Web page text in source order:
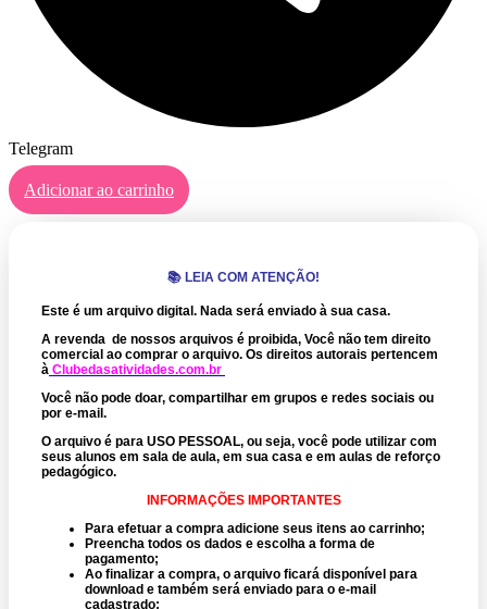
Telegram
Adicionar ao carrinho
📚 LEIA COM ATENÇÃO!
Este é um arquivo digital. Nada será enviado à sua casa.
A revenda de nossos arquivos é proibida, Você não tem direito
comercial ao comprar o arquivo. Os direitos autorais pertencem
à Clubedasatividades.com.br
Você não pode doar, compartilhar em grupos e redes sociais ou
por e-mail.
O arquivo é para USO PESSOAL, ou seja, você pode utilizar com
seus alunos em sala de aula, em sua casa e em aulas de reforço
pedagógico.
INFORMAÇÕES IMPORTANTES
Para efetuar a compra adicione seus itens ao carrinho;
Preencha todos os dados e escolha a forma de
pagamento;
Ao finalizar a compra, o arquivo ficará disponível para
download e também será enviado para o e-mail
cadastrado;